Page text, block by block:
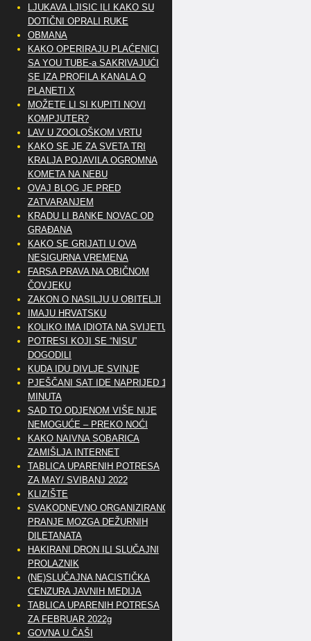
LJUKAVA LJISIC ILI KAKO SU
DOTIČNI OPRALI RUKE
OBMANA
KAKO OPERIRAJU PLAĆENICI
SA YOU TUBE-a SAKRIVAJUĆI
SE IZA PROFILA KANALA O
PLANETI X
MOŽETE LI SI KUPITI NOVI
KOMPJUTER?
LAV U ZOOLOŠKOM VRTU
KAKO SE JE ZA SVETA TRI
KRALJA POJAVILA OGROMNA
KOMETA NA NEBU
OVAJ BLOG JE PRED
ZATVARANJEM
KRADU LI BANKE NOVAC OD
GRAĐANA
KAKO SE GRIJATI U OVA
NESIGURNA VREMENA
FARSA PRAVA NA OBIČNOM
ČOVJEKU
ZAKON O NASILJU U OBITELJI
IMAJU HRVATSKU
KOLIKO IMA IDIOTA NA SVIJETU?
POTRESI KOJI SE “NISU”
DOGODILI
KUDA IDU DIVLJE SVINJE
PJEŠČANI SAT IDE NAPRIJED 10
MINUTA
SAD TO ODJENOM VIŠE NIJE
NEMOGUĆE – PREKO NOĆI
KAKO NAIVNA SOBARICA
ZAMIŠLJA INTERNET
TABLICA UPARENIH POTRESA
ZA MAY/ SVIBANJ 2022
KLIZIŠTE
SVAKODNEVNO ORGANIZIRANO
PRANJE MOZGA DEŽURNIH
DILETANATA
HAKIRANI DRON ILI SLUČAJNI
PROLAZNIK
(NE)SLUČAJNA NACISTIČKA
CENZURA JAVNIH MEDIJA
TABLICA UPARENIH POTRESA
ZA FEBRUAR 2022g
GOVNA U ČAŠI